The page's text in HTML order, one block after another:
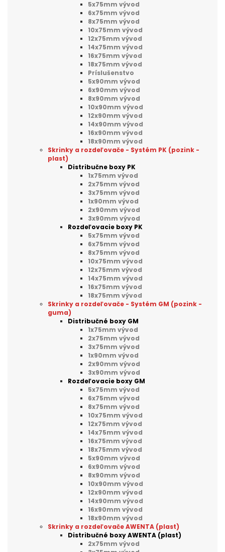
5x75mm vývod
6x75mm vývod
8x75mm vývod
10x75mm vývod
12x75mm vývod
14x75mm vývod
16x75mm vývod
18x75mm vývod
Príslušenstvo
5x90mm vývod
6x90mm vývod
8x90mm vývod
10x90mm vývod
12x90mm vývod
14x90mm vývod
16x90mm vývod
18x90mm vývod
Skrinky a rozdeľovače - Systém PK (pozink -
plast)
Distribučne boxy PK
1x75mm vývod
2x75mm vývod
3x75mm vývod
1x90mm vývod
2x90mm vývod
3x90mm vývod
Rozdeľovacie boxy PK
5x75mm vývod
6x75mm vývod
8x75mm vývod
10x75mm vývod
12x75mm vývod
14x75mm vývod
16x75mm vývod
18x75mm vývod
Skrinky a rozdeľovače - Systém GM (pozink -
guma)
Distribučné boxy GM
1x75mm vývod
2x75mm vývod
3x75mm vývod
1x90mm vývod
2x90mm vývod
3x90mm vývod
Rozdeľovacie boxy GM
5x75mm vývod
6x75mm vývod
8x75mm vývod
10x75mm vývod
12x75mm vývod
14x75mm vývod
16x75mm vývod
18x75mm vývod
5x90mm vývod
6x90mm vývod
8x90mm vývod
10x90mm vývod
12x90mm vývod
14x90mm vývod
16x90mm vývod
18x90mm vývod
Skrinky a rozdeľovače AWENTA (plast)
Distribučné boxy AWENTA (plast)
2x75mm vývod